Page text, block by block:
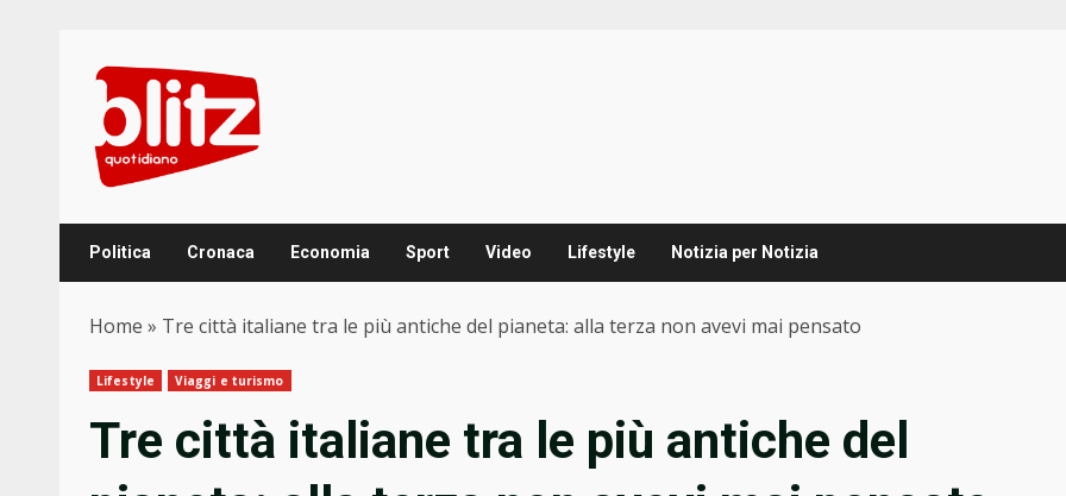
content
Politica Cronaca Economia Sport Video Lifestyle Notizia per Notizia
Home » Tre città italiane tra le più antiche del pianeta: alla terza non avevi mai pensato
Lifestyle Viaggi e turismo
Tre città italiane tra le più antiche del